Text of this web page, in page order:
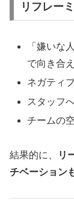
リフレー
「嫌いな
で向き合
ネガティ
スタッフ
チームの
結果的に、
リ
チベーション